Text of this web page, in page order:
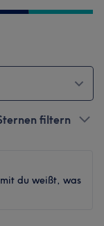
filtern
du weißt, was